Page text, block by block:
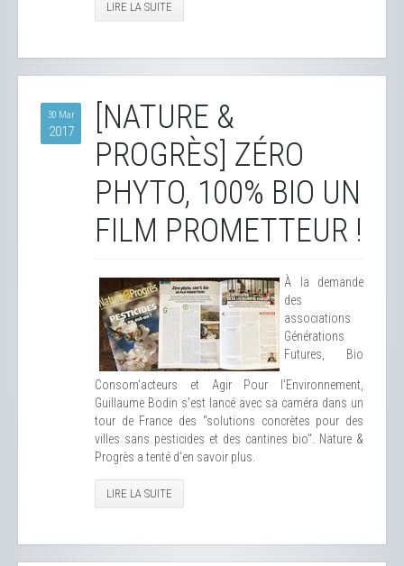
LIRE LA SUITE
30 Mar
2017
[NATURE &
PROGRÈS] ZÉRO
PHYTO, 100% BIO UN
FILM PROMETTEUR !
À la demande
des
associations
Générations
Futures, Bio
Consom'acteurs et Agir Pour l'Environnement,
Guillaume Bodin s'est lancé avec sa caméra dans un
tour de France des "solutions concrètes pour des
villes sans pesticides et des cantines bio". Nature &
Progrès a tenté d'en savoir plus.
LIRE LA SUITE